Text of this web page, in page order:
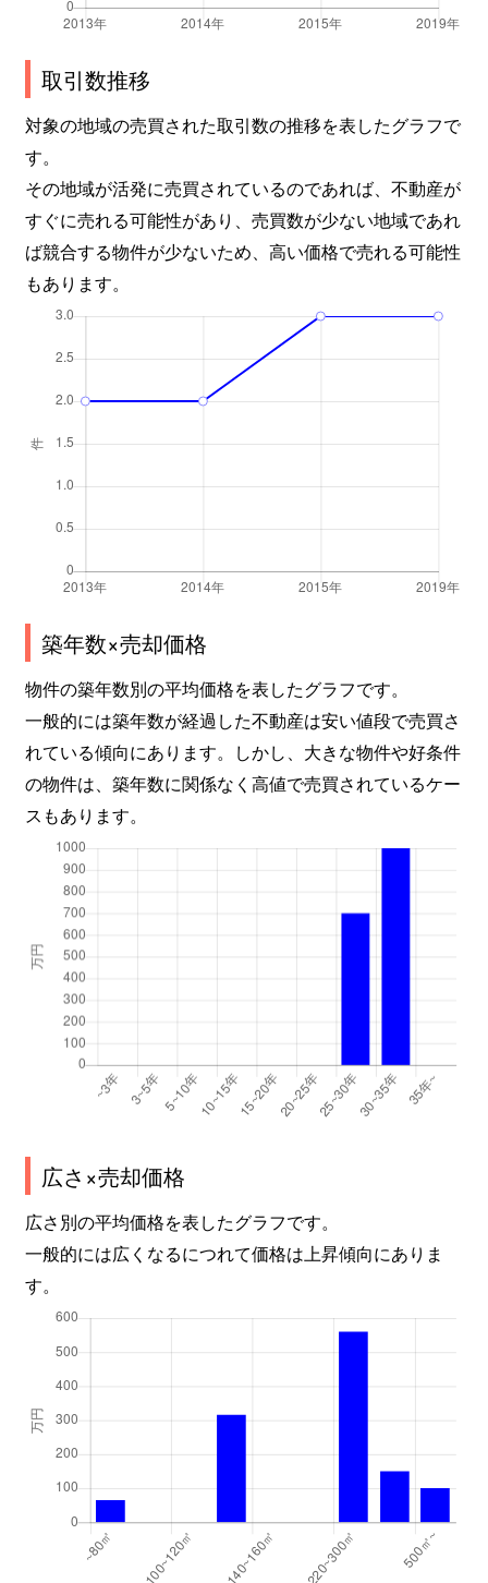
取引数推移
対象の地域の売買された取引数の推移を表したグラフで
す。
その地域が活発に売買されているのであれば、不動産が
すぐに売れる可能性があり、売買数が少ない地域であれ
ば競合する物件が少ないため、高い価格で売れる可能性
もあります。
築年数×売却価格
物件の築年数別の平均価格を表したグラフです。
一般的には築年数が経過した不動産は安い値段で売買さ
れている傾向にあります。しかし、大きな物件や好条件
の物件は、築年数に関係なく高値で売買されているケー
スもあります。
広さ×売却価格
広さ別の平均価格を表したグラフです。
一般的には広くなるにつれて価格は上昇傾向にありま
す。